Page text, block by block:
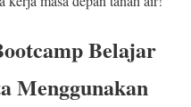
Belajar
Menggunakan